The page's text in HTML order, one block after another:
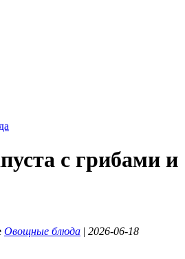
с грибами и
Овощные блюда | 2026-06-18